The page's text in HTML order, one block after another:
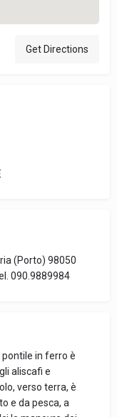
Get Directions
(Porto) 98050
090.9889984
in ferro è
aliscafi e
verso terra, è
e da pesca, a